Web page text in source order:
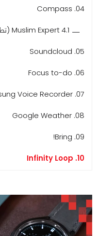
04. Compass
4.1 Muslim Expert (تطبيق إضافي)
05. Soundcloud
06. Focus to-do
07. Samsung Voice Recorder
08. Google Weather
09. Bring!
10. Infinity Loop